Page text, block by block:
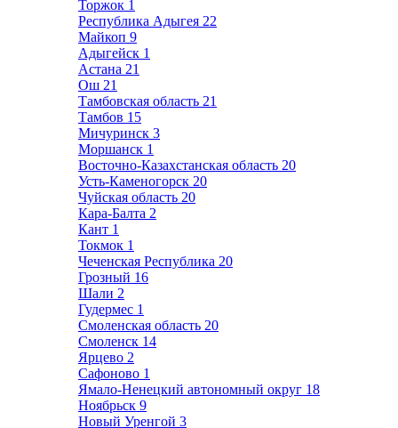
Торжок 1
Республика Адыгея 22
Майкоп 9
Адыгейск 1
Астана 21
Ош 21
Тамбовская область 21
Тамбов 15
Мичуринск 3
Моршанск 1
Восточно-Казахстанская область 20
Усть-Каменогорск 20
Чуйская область 20
Кара-Балта 2
Кант 1
Токмок 1
Чеченская Республика 20
Грозный 16
Шали 2
Гудермес 1
Смоленская область 20
Смоленск 14
Ярцево 2
Сафоново 1
Ямало-Ненецкий автономный округ 18
Ноябрьск 9
Новый Уренгой 3